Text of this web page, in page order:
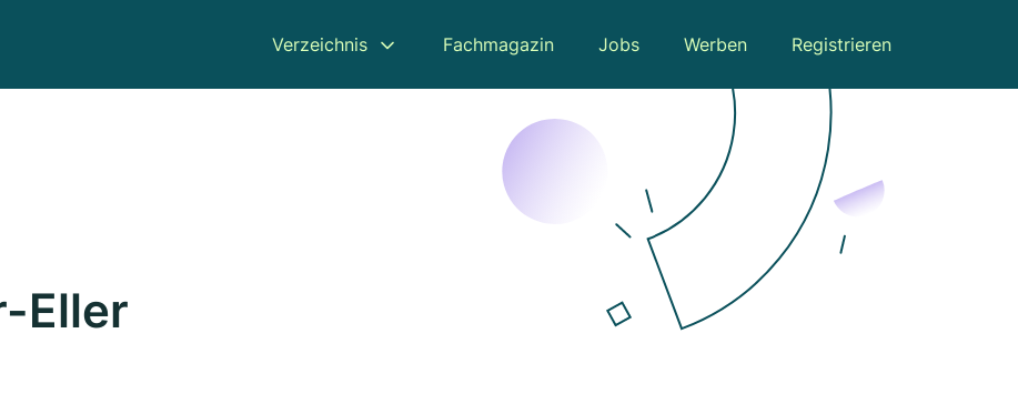
Verzeichnis Fachmagazin Jobs Werben Registrieren
Eller